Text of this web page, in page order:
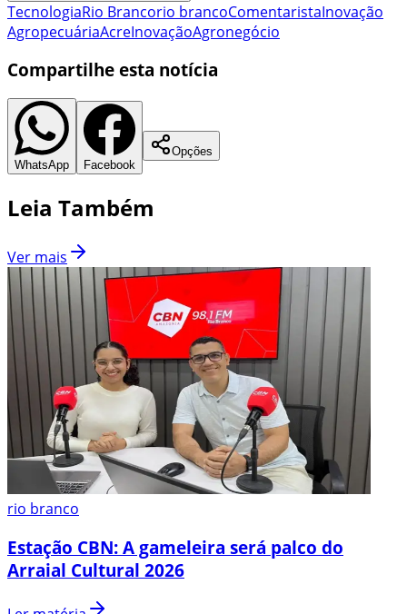
TecnologiaRio Brancorio brancoComentaristaInovação
AgropecuáriaAcreInovaçãoAgronegócio
Compartilhe esta notícia
WhatsApp Facebook
Opções
Leia Também
Ver mais
rio branco
Estação CBN: A gameleira será palco do
Arraial Cultural 2026